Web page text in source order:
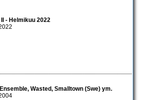
- Helmikuu 2022
, Wasted, Smalltown (Swe) ym.